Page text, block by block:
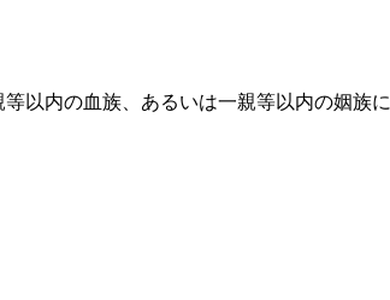
以内の血族、あるいは一親等以内の姻族に